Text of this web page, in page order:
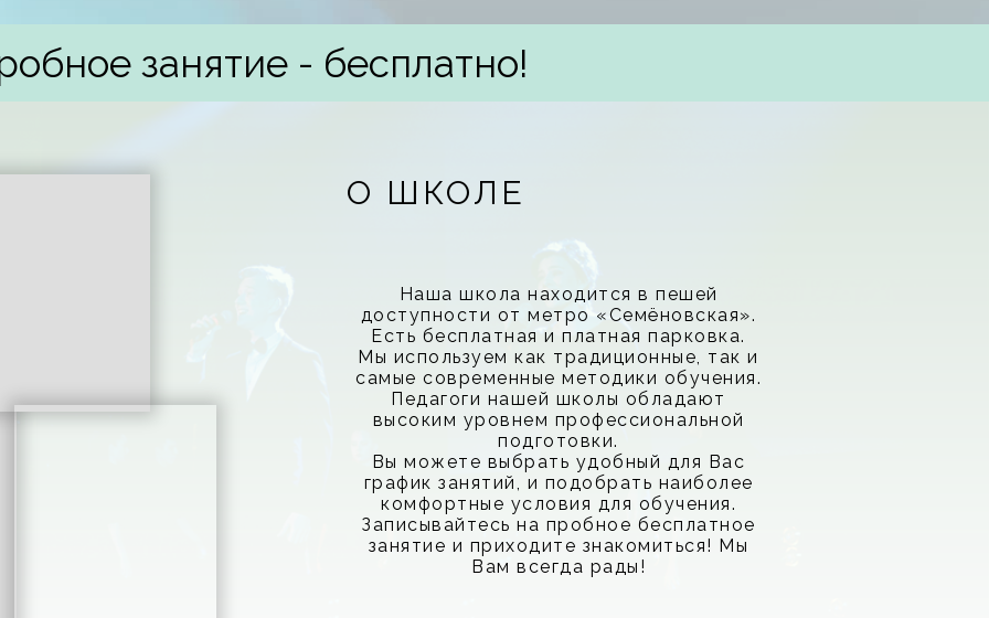
занятие - бесплатно!
О ШКОЛЕ
Наша школа находится в пешей
доступности от метро «Семёновская».
Есть бесплатная и платная парковка.
Мы используем как традиционные, так и
самые современные методики обучения.
Педагоги нашей школы обладают
высоким уровнем профессиональной
подготовки.
Вы можете выбрать удобный для Вас
график занятий, и подобрать наиболее
комфортные условия для обучения.
Записывайтесь на пробное бесплатное
занятие и приходите знакомиться! Мы
Вам всегда рады!